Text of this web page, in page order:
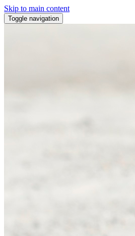
Skip to main content
Toggle navigation